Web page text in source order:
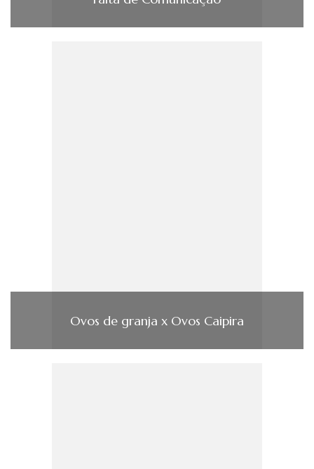
Ovos de granja x Ovos Caipira